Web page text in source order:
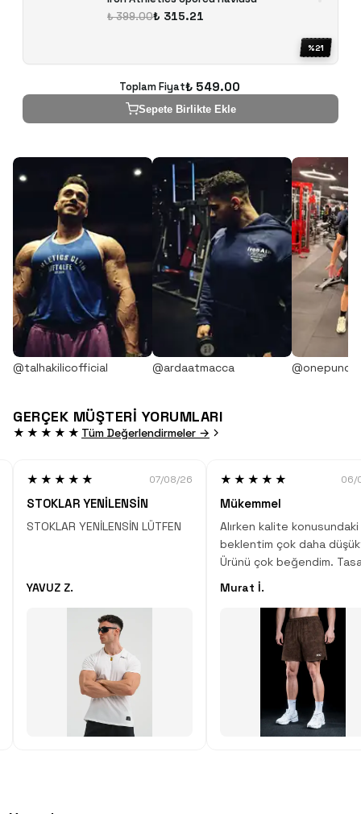
₺ 399.00₺ 315.21
%21
Toplam Fiyat₺ 549.00
Sepete Birlikte Ekle
@talhakilicofficial @ardaatmacca
GERÇEK MÜŞTERİ YORUMLARI
★★★★★ Tüm Değerlendirmeler →
★★★★★ 07/08/26
STOKLAR YENİLENSİN
STOKLAR YENİLENSİN LÜTFEN
YAVUZ Z.
★★★★★ 06/
Mükemmel
Alırken kalite konusundaki
beklentim çok daha
Ürünü çok beğendim.
desen, kumaş kalitesi
Murat İ.